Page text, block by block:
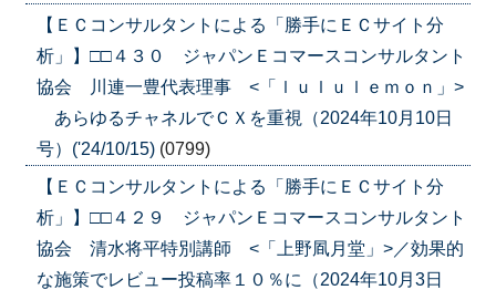
【ＥＣコンサルタントによる「勝手にＥＣサイト分
析」】□□４３０ ジャパンＥコマースコンサルタント
協会 川連一豊代表理事 <「ｌｕｌｕｌｅｍｏｎ」>
あらゆるチャネルでＣＸを重視（2024年10月10日
号）('24/10/15) (0799)
【ＥＣコンサルタントによる「勝手にＥＣサイト分
析」】□□４２９ ジャパンＥコマースコンサルタント
協会 清水将平特別講師 <「上野凮月堂」>／効果的
な施策でレビュー投稿率１０％に（2024年10月3日